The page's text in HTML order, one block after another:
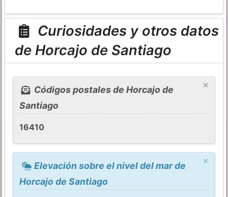
Curiosidades y otros datos
de Horcajo de Santiago
×
Códigos postales de Horcajo de
Santiago
16410
×
Elevación sobre el nivel del mar de
Horcajo de Santiago